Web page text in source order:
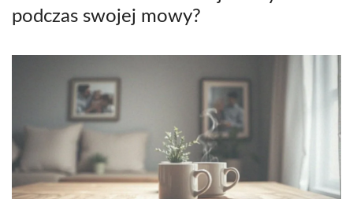
podczas swojej mowy?